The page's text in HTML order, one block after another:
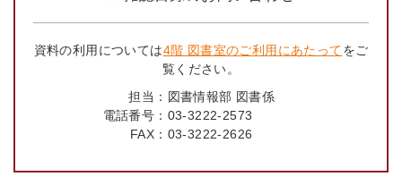
資料の利用については4階 図書室のご利用にあたってをご
覧ください。
担当： 図書情報部 図書係
電話番号： 03-3222-2573
FAX： 03-3222-2626